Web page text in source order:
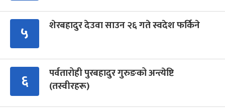
५ शेरबहादुर देउवा साउन २६ गते स्वदेश फर्किने
६
पर्वतारोही पुरबहादुर गुरुङको अन्त्येष्टि
(तस्वीरहरू)